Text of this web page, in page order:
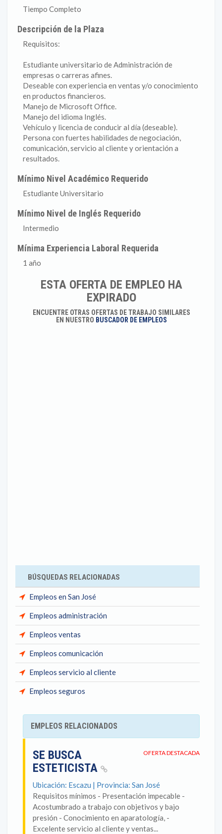
Tiempo Completo
Descripción de la Plaza
Requisitos:
Estudiante universitario de Administración de
empresas o carreras afines.
Deseable con experiencia en ventas y/o conocimiento
en productos financieros.
Manejo de Microsoft Office.
Manejo del idioma Inglés.
Vehículo y licencia de conducir al día (deseable).
Persona con fuertes habilidades de negociación,
comunicación, servicio al cliente y orientación a
resultados.
Mínimo Nivel Académico Requerido
Estudiante Universitario
Mínimo Nivel de Inglés Requerido
Intermedio
Mínima Experiencia Laboral Requerida
1 año
ESTA OFERTA DE EMPLEO HA
EXPIRADO
ENCUENTRE OTRAS OFERTAS DE TRABAJO SIMILARES
EN NUESTRO BUSCADOR DE EMPLEOS
BÚSQUEDAS RELACIONADAS
Empleos en San José
Empleos administración
Empleos ventas
Empleos comunicación
Empleos servicio al cliente
Empleos seguros
EMPLEOS RELACIONADOS
OFERTA DESTACADA
SE BUSCA
ESTETICISTA
Ubicación: Escazu | Provincia: San José
Requisitos mínimos - Presentación impecable -
Acostumbrado a trabajo con objetivos y bajo
presión - Conocimiento en aparatología, -
Excelente servicio al cliente y ventas...